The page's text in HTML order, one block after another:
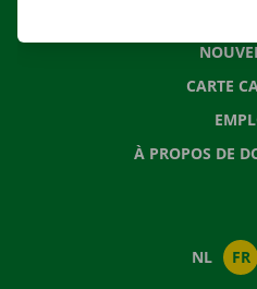
CARTE
À PROPOS DE
NL FR